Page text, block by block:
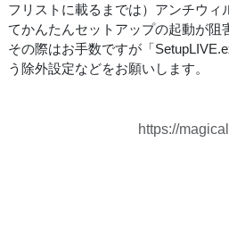
フリストに載るまでは）アンチウィ
てかんたんセットアップの起動が阻
その際はお手数ですが「
う除外設定などをお願いします。
https://